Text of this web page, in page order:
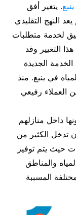
ينبع. يتغير أفق
النهج التقليدي
لخدمة متطلبات
التغيير وقد
الجديدة
في ينبع. منذ
العملاء رفيعي
داخل منازلهم
الكثير من
حيث يتم توفير
والمناطق
المسببة